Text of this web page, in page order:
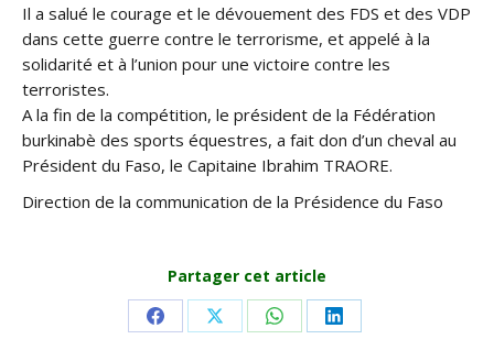
Il a salué le courage et le dévouement des FDS et des VDP
dans cette guerre contre le terrorisme, et appelé à la
solidarité et à l’union pour une victoire contre les
terroristes.
A la fin de la compétition, le président de la Fédération
burkinabè des sports équestres, a fait don d’un cheval au
Président du Faso, le Capitaine Ibrahim TRAORE.
Direction de la communication de la Présidence du Faso
Partager cet article
Share Share Share Share